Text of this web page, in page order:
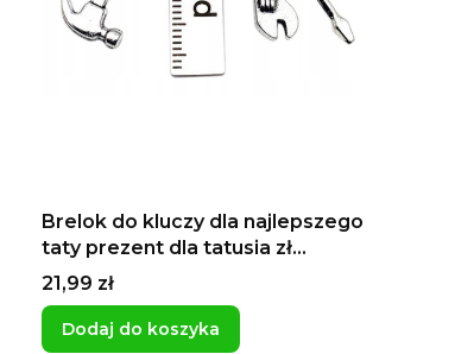
Brelok do kluczy dla najlepszego
taty prezent dla tatusia zł
najlepszy na Dzień Ojca
breloczek dla majsterkowicza
Cena
21,99 zł
Dodaj do koszyka